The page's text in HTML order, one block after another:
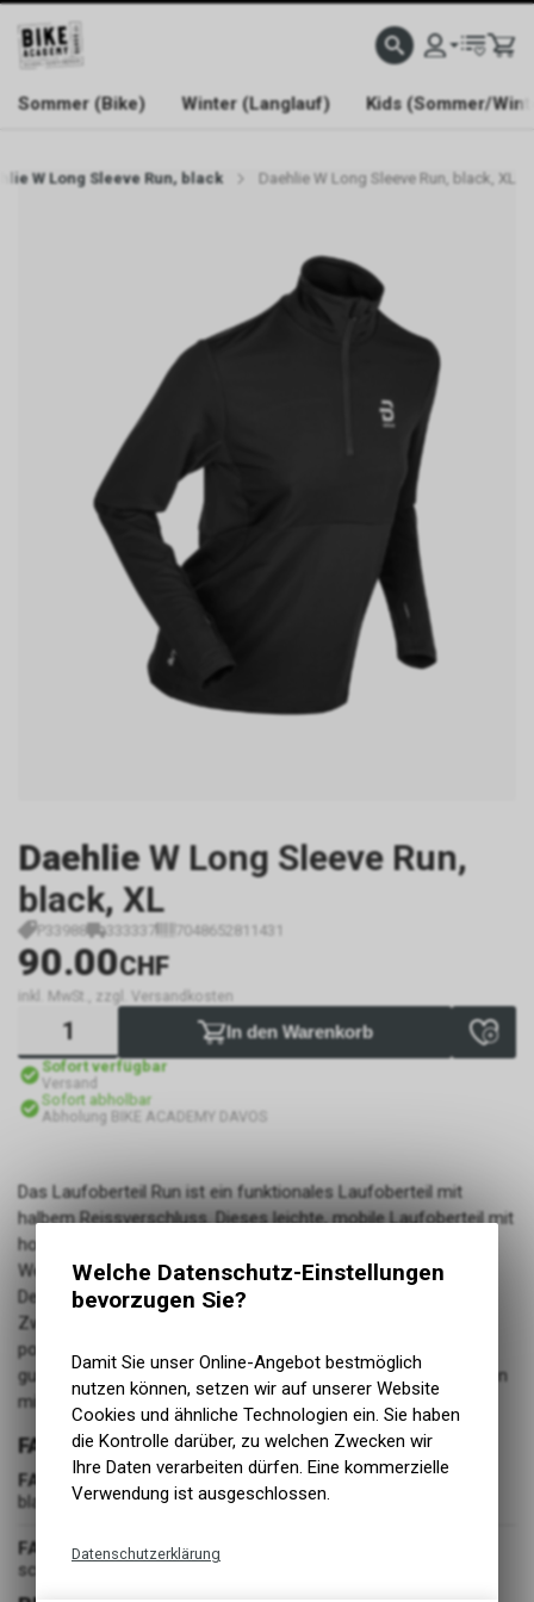
WELCOME TO BIKE ACADEMY
Sommer (Bike) Winter (Langlauf) Kids (Sommer/
W Long Sleeve Run, black Daehlie W Long Sleeve Run, black, XL
Daehlie W Long Sleeve Run,
black, XL
P33988 333337 7048652811431
90.00CHF
inkl. MwSt., zzgl. Versandkosten
In den Warenkorb
Sofort verfügbar
Versand
Sofort abholbar
Abholung BIKE ACADEMY DAVOS
Das Laufoberteil Run ist ein funktionales Laufoberteil mit
halbem Reissverschluss. Dieses leichte, mobile Laufoberteil mit
hohem Kragen eignet sich perfekt zum Laufen bei kaltem
Wetter, wenn Sie keine Jacke benötigen. Durch das vielseitige
Design kann dieses Oberteil auch als erste Schicht,
Zwischenschicht oder einzeln getragen werden. Strategisch
positionierte Mesh-Einsätze unter den Armen sorgen für eine
gute Belüftung. Die Ärmel haben am Ende elastische Bündchen
mit Daumenlöchern.
FARBE
FARBE
black
FARBGRUPPE
schwarz
Welche Datenschutz-Einstellungen
bevorzugen Sie?
Damit Sie unser Online-Angebot bestmöglich
nutzen können, setzen wir auf unserer Website
Cookies und ähnliche Technologien ein. Sie haben
die Kontrolle darüber, zu welchen Zwecken wir
Ihre Daten verarbeiten dürfen. Eine kommerzielle
Verwendung ist ausgeschlossen.
Datenschutzerklärung